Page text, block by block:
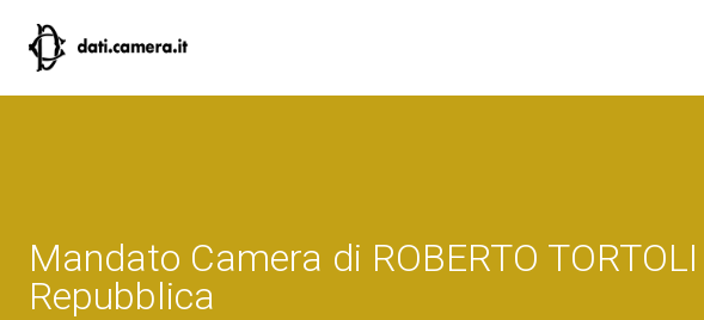
Mandato Camera di ROBERTO
Repubblica